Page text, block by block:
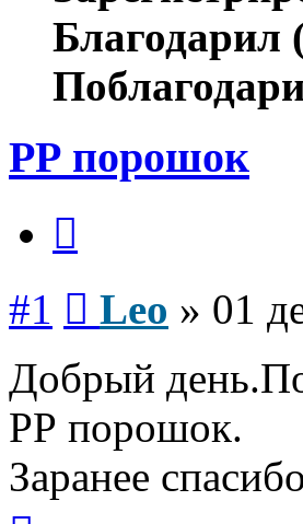
Благодарил
РР порошок
#1 Leo » 01
Добрый
РР порошок.
Заранее